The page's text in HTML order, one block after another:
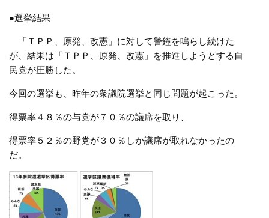
●選挙結果
「ＴＰＰ、原発、改憲」に対して警鐘を鳴らし続けた
が、結果は「ＴＰＰ、原発、改憲」を推進しようとする自
民党が圧勝した。
今回の選挙も、昨年の衆議院選挙と同じ問題が起こった。
得票率４８％の与党が７０％の議席を取り、
得票率５２％の野党が３０％しか議席が取れなかったの
だ。